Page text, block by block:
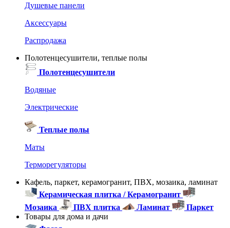
Душевые панели
Аксессуары
Распродажа
Полотенцесушители, теплые полы
Полотенцесушители
Водяные
Электрические
Теплые полы
Маты
Терморегуляторы
Кафель, паркет, керамогранит, ПВХ, мозаика, ламинат
Керамическая плитка / Керамогранит
Мозаика
ПВХ плитка Ламинат
Паркет
Товары для дома и дачи